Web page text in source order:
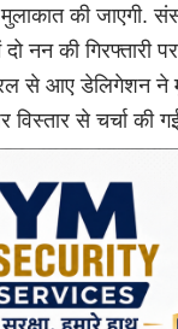
की जाएगी.
नन की गिरफ्तारी
से आए डेलिगेशन ने
विस्तार से चर्चा की